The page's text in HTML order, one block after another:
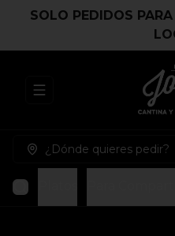
SOLO PEDIDOS
Abrir menu de
¿Dónde quieres pedir?